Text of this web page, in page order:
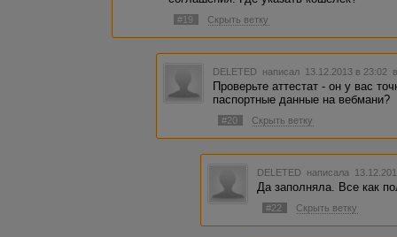
#19 Скрыть ветку
DELETED написал 13.12.2013 в 23:02
Проверьте аттестат - он у вас
паспортные данные на вебмани?
#20 Скрыть ветку
DELETED написала
Да заполняла. Все как
#22 Скрыть ветку